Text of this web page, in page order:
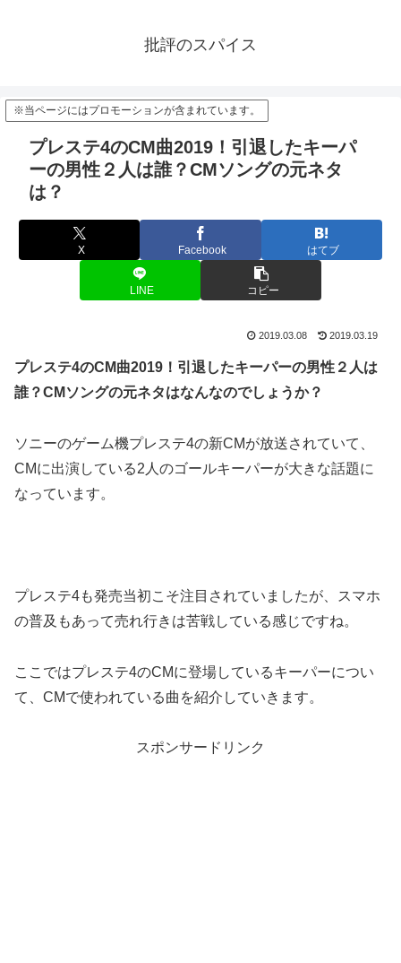
批評のスパイス
※当ページにはプロモーションが含まれています。
プレステ4のCM曲2019！引退したキーパ
ーの男性２人は誰？CMソングの元ネタ
は？
X Facebook はてブ
LINE コピー
2019.03.08 2019.03.19
プレステ4のCM曲2019！引退したキーパーの男性２人は
誰？CMソングの元ネタはなんなのでしょうか？
ソニーのゲーム機プレステ4の新CMが放送されていて、
CMに出演している2人のゴールキーパーが大きな話題に
なっています。
プレステ4も発売当初こそ注目されていましたが、スマホ
の普及もあって売れ行きは苦戦している感じですね。
ここではプレステ4のCMに登場しているキーパーについ
て、CMで使われている曲を紹介していきます。
スポンサードリンク